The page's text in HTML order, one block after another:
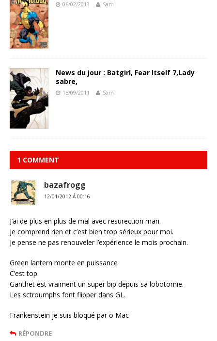
06/02/2013 Sam
News du jour : Batgirl, Fear Itself 7,Lady
sabre,
15/09/2011 Sam
1 COMMENT
bazafrogg
12/01/2012 Á 00:16
J’ai de plus en plus de mal avec resurection man.
Je comprend rien et c’est bien trop sérieux pour moi.
Je pense ne pas renouveler l’expérience le mois prochain.
Green lantern monte en puissance
C’est top.
Ganthet est vraiment un super bip depuis sa lobotomie.
Les sctroumphs font flipper dans GL.
Frankenstein je suis bloqué par o Mac
RÉPONDRE